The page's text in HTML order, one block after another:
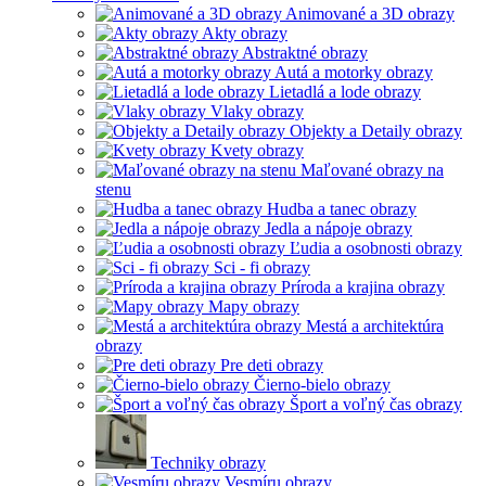
Animované a 3D obrazy
Akty obrazy
Abstraktné obrazy
Autá a motorky obrazy
Lietadlá a lode obrazy
Vlaky obrazy
Objekty a Detaily obrazy
Kvety obrazy
Maľované obrazy na
stenu
Hudba a tanec obrazy
Jedla a nápoje obrazy
Ľudia a osobnosti obrazy
Sci - fi obrazy
Príroda a krajina obrazy
Mapy obrazy
Mestá a architektúra
obrazy
Pre deti obrazy
Čierno-bielo obrazy
Šport a voľný čas obrazy
Techniky obrazy
Vesmíru obrazy